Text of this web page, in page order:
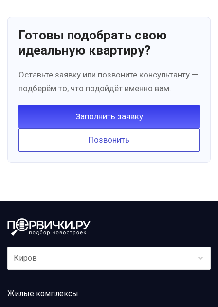
Готовы подобрать свою
идеальную квартиру?
Оставьте заявку или позвоните консультанту —
подберём то, что подойдёт именно вам.
Заполнить заявку
Позвонить
Киров
Жилые комплексы